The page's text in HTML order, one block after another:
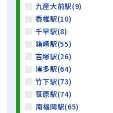
九産大前駅(9)
香椎駅(10)
千早駅(8)
箱崎駅(55)
吉塚駅(26)
博多駅(64)
竹下駅(73)
笹原駅(74)
南福岡駅(65)